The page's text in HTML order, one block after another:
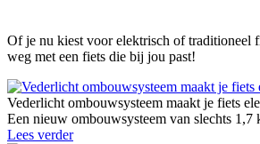
Of je nu kiest voor elektrisch of traditioneel
weg met een fiets die bij jou past!
Vederlicht ombouwsysteem maakt je fiets
Een nieuw ombouwsysteem van slechts
Lees verder